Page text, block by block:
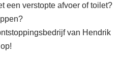
een verstopte afvoer of toilet?
van Hendrik